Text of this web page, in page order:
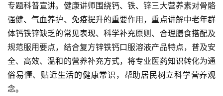
科
技
财
经
教
专题科普宣讲。健康讲师围绕钙、铁、锌三大营养素对骨骼
强健、气血养护、免疫提升的重要作用，重点讲解中老年群
体钙铁锌缺乏的常见表现、科学补充原则、合理膳食搭配及
规范服用要点，结合复方锌铁钙口服溶液产品特点，普及安
全、高效、温和的营养补充方式，将专业医药知识转化为通
俗易懂、贴近生活的健康常识，帮助居民树立科学营养观
念。